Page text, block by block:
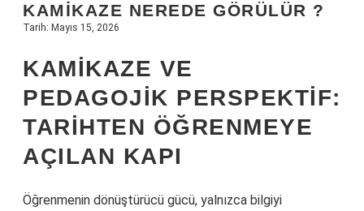
Hakkımızda
KAMIKAZE NEREDE GÖRÜLÜR ?
Tarih: Mayıs 15, 2026
KAMIKAZE VE
PEDAGOJIK PERSPEKTIF:
TARIHTEN ÖĞRENMEYE
AÇILAN KAPI
Öğrenmenin dönüştürücü gücü, yalnızca bilgiyi